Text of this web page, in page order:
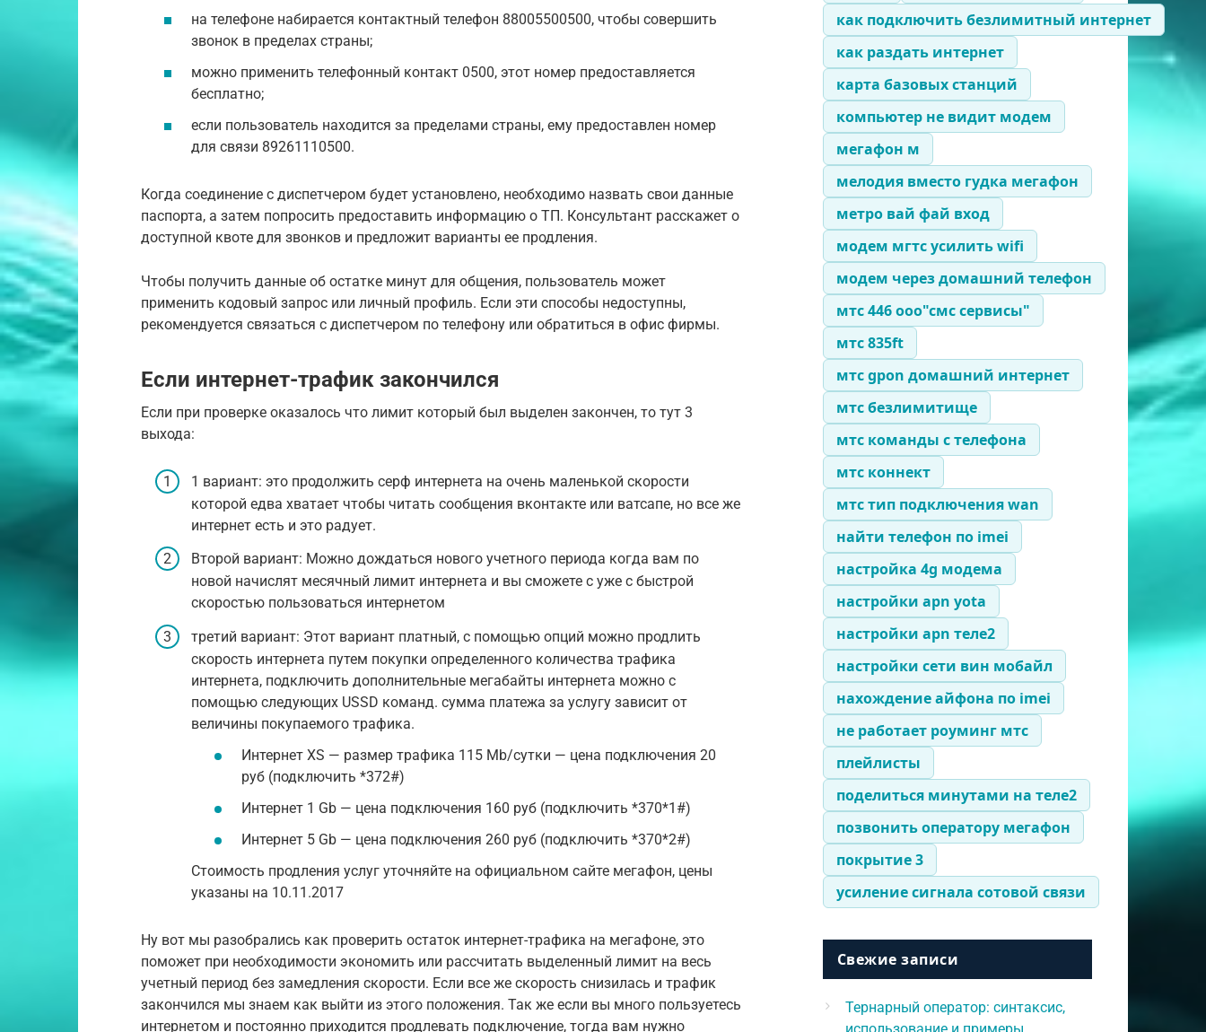
на телефоне набирается контактный телефон 88005500500, чтобы совершить
звонок в пределах страны;
можно применить телефонный контакт 0500, этот номер предоставляется
бесплатно;
если пользователь находится за пределами страны, ему предоставлен номер
для связи 89261110500.
Когда соединение с диспетчером будет установлено, необходимо назвать свои данные
паспорта, а затем попросить предоставить информацию о ТП. Консультант расскажет о
доступной квоте для звонков и предложит варианты ее продления.
Чтобы получить данные об остатке минут для общения, пользователь может
применить кодовый запрос или личный профиль. Если эти способы недоступны,
рекомендуется связаться с диспетчером по телефону или обратиться в офис фирмы.
Если интернет-трафик закончился
Если при проверке оказалось что лимит который был выделен закончен, то тут 3
выхода:
1 вариант: это продолжить серф интернета на очень маленькой скорости
которой едва хватает чтобы читать сообщения вконтакте или ватсапе, но все же
интернет есть и это радует.
Второй вариант: Можно дождаться нового учетного периода когда вам по
новой начислят месячный лимит интернета и вы сможете с уже с быстрой
скоростью пользоваться интернетом
третий вариант: Этот вариант платный, с помощью опций можно продлить
скорость интернета путем покупки определенного количества трафика
интернета, подключить дополнительные мегабайты интернета можно с
помощью следующих USSD команд. сумма платежа за услугу зависит от
величины покупаемого трафика.
Интернет XS — размер трафика 115 Mb/сутки — цена подключения 20
руб (подключить *372#)
Интернет 1 Gb — цена подключения 160 руб (подключить *370*1#)
Интернет 5 Gb — цена подключения 260 руб (подключить *370*2#)
Стоимость продления услуг уточняйте на официальном сайте мегафон, цены
указаны на 10.11.2017
Ну вот мы разобрались как проверить остаток интернет-трафика на мегафоне, это
поможет при необходимости экономить или рассчитать выделенный лимит на весь
учетный период без замедления скорости. Если все же скорость снизилась и трафик
закончился мы знаем как выйти из этого положения. Так же если вы много пользуетесь
интернетом и постоянно приходится продлевать подключение, тогда вам нужно
как подключить безлимитный интернет
как раздать интернет
карта базовых станций
компьютер не видит модем
мегафон м
мелодия вместо гудка мегафон
метро вай фай вход
модем мгтс усилить wifi
модем через домашний телефон
мтс 446 ооо"смс сервисы"
мтс 835ft
мтс gpon домашний интернет
мтс безлимитище
мтс команды с телефона
мтс коннект
мтс тип подключения wan
найти телефон по imei
настройка 4g модема
настройки apn yota
настройки apn теле2
настройки сети вин мобайл
нахождение айфона по imei
не работает роуминг мтс
плейлисты
поделиться минутами на теле2
позвонить оператору мегафон
покрытие 3
усиление сигнала сотовой связи
Свежие записи
Тернарный оператор: синтаксис,